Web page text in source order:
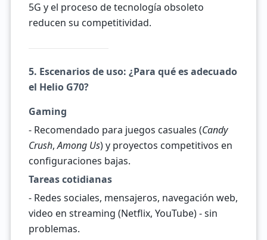
5G y el proceso de tecnología obsoleto
reducen su competitividad.
5. Escenarios de uso: ¿Para qué es adecuado
el Helio G70?
Gaming
- Recomendado para juegos casuales (Candy
Crush,Among Us) y proyectos competitivos en
configuraciones bajas.
Tareas cotidianas
- Redes sociales, mensajeros, navegación web,
video en streaming (Netflix, YouTube) - sin
problemas.